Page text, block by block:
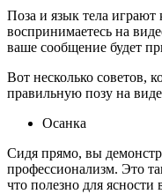
Поза и язык тела
воспринимаетесь на
ваше сообщение будет
Вот несколько советов,
правильную позу на
Осанка
Сидя прямо, вы
профессионализм. Это
что полезно для ясности